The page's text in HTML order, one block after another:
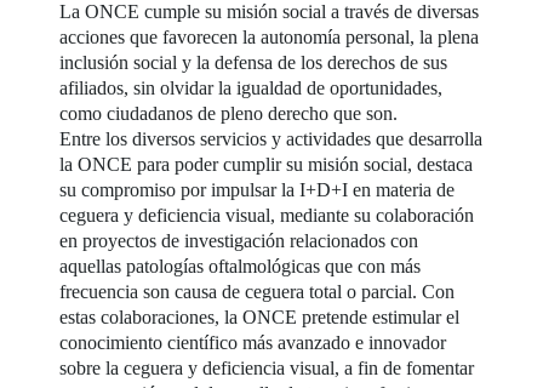
La ONCE cumple su misión social a través de diversas
acciones que favorecen la autonomía personal, la plena
inclusión social y la defensa de los derechos de sus
afiliados, sin olvidar la igualdad de oportunidades,
como ciudadanos de pleno derecho que son.
Entre los diversos servicios y actividades que desarrolla
la ONCE para poder cumplir su misión social, destaca
su compromiso por impulsar la I+D+I en materia de
ceguera y deficiencia visual, mediante su colaboración
en proyectos de investigación relacionados con
aquellas patologías oftalmológicas que con más
frecuencia son causa de ceguera total o parcial. Con
estas colaboraciones, la ONCE pretende estimular el
conocimiento científico más avanzado e innovador
sobre la ceguera y deficiencia visual, a fin de fomentar